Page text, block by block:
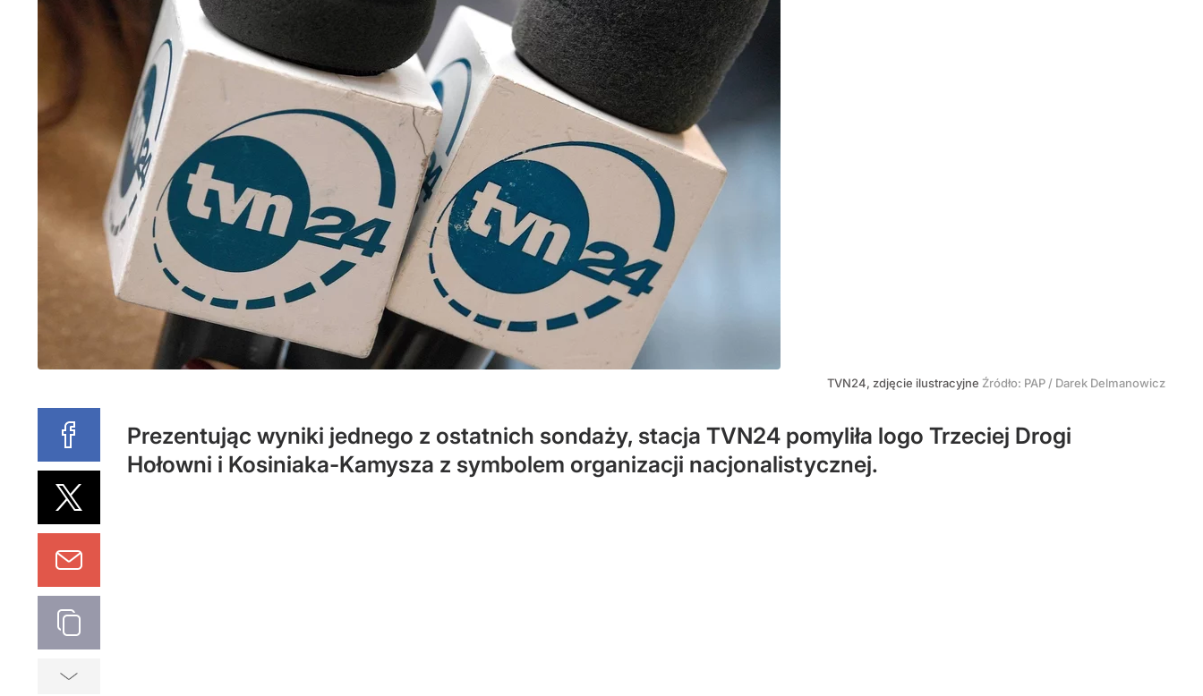
TVN24, zdjęcie ilustracyjne Źródło: PAP / Darek Delmanowicz
Prezentując wyniki jednego z ostatnich sondaży, stacja TVN24 pomyliła logo Trzeciej Drogi
Hołowni i Kosiniaka-Kamysza z symbolem organizacji nacjonalistycznej.